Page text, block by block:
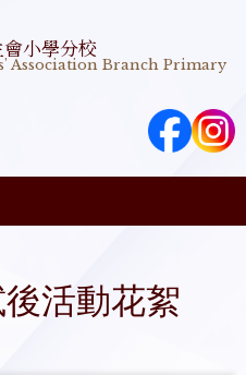
小學分校
Association Branch Primary
活動花絮